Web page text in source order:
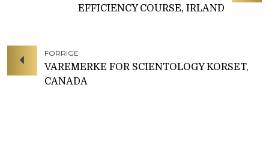
FORRIGE
VAREMERKE FOR SCIENTOLOGY KORSET,
CANADA
EFFICIENCY COURSE, IRLAND